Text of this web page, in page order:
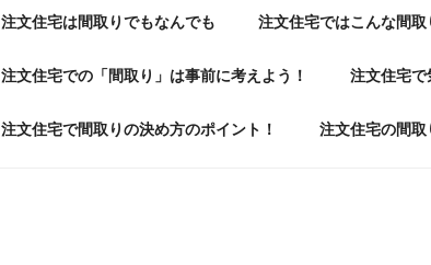
注文住宅は間取りでもなんでも 注文住宅ではこんな間取
注文住宅での「間取り」は事前に考えよう！ 注文住宅で
注文住宅で間取りの決め方のポイント！ 注文住宅の間取